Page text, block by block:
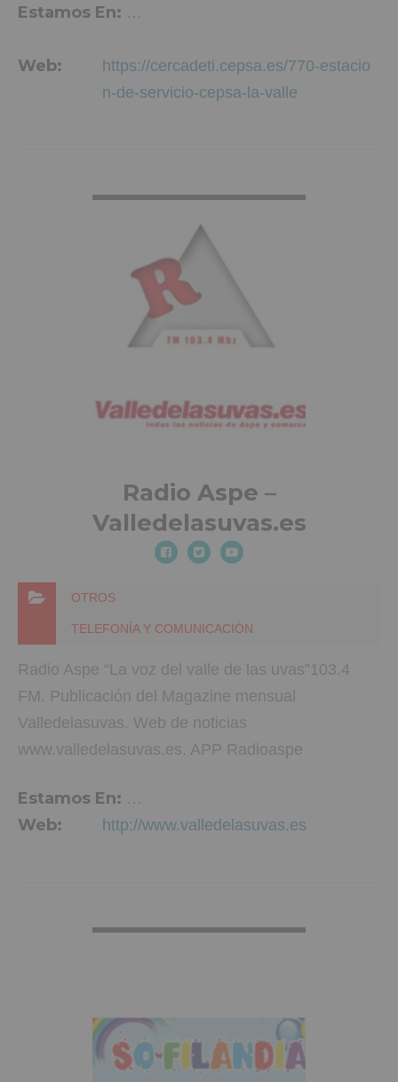
Estamos En: Av. de Navarra, 145-151, 03680 Aspe,
Web:
https://cercadeti.cepsa.es/770-estacio
n-de-servicio-cepsa-la-valle
Radio Aspe –
Valledelasuvas.es
OTROS
TELEFONÍA Y COMUNICACIÓN
Radio Aspe “La voz del valle de las uvas”103.4
FM. Publicación del Magazine mensual
Valledelasuvas. Web de noticias
www.valledelasuvas.es. APP Radioaspe
Estamos En: Calle Lepanto, 12, Aspe
Web: http://www.valledelasuvas.es